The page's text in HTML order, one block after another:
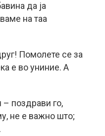
да ја
на таа
Помолете се за
е во униние. А
– поздрави го,
не е важно што;